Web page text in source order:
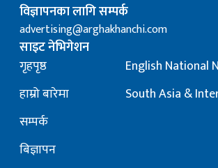
विज्ञापनका लागि सम्पर्क
advertising@arghakhanchi.com
साइट नेभिगेशन
गृहपृष्ठ
हाम्रो बारेमा
सम्पर्क
बिज्ञापन
English National
South Asia &